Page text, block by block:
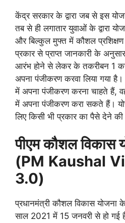
केंद्र सरकार के द्वारा जब से इस
तब से ही लगातार युवाओं के द्वारा
और बिल्कुल मुफ्त में कौशल प्रशिक्षण
प्रकार से प्राप्त जानकारी के
आरंभ होने से लेकर के तकरीबन 1
अपना पंजीकरण करवा लिया गया
में अपना पंजीकरण करना चाहते हैं,
में अपना पंजीकरण करा सकते हैं।
लिए किसी भी प्रकार का पैसे देने
पीएम कौशल विकास
(PM Kaushal
3.0)
प्रधानमंत्री कौशल विकास
साल 2021 में 15 जनवरी से हो